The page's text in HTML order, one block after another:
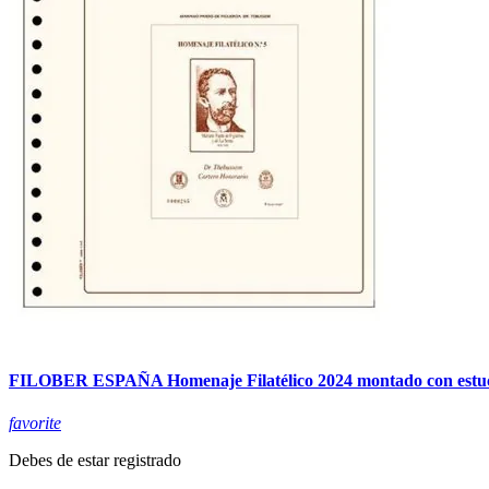
FILOBER ESPAÑA Homenaje Filatélico 2024 montado con
favorite
Debes de estar registrado